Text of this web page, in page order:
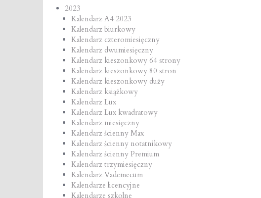
2023
Kalendarz A4 2023
Kalendarz biurkowy
Kalendarz czteromiesięczny
Kalendarz dwumiesięczny
Kalendarz kieszonkowy 64 strony
Kalendarz kieszonkowy 80 stron
Kalendarz kieszonkowy duży
Kalendarz książkowy
Kalendarz Lux
Kalendarz Lux kwadratowy
Kalendarz miesięczny
Kalendarz ścienny Max
Kalendarz ścienny notatnikowy
Kalendarz ścienny Premium
Kalendarz trzymiesięczny
Kalendarz Vademecum
Kalendarze licencyjne
Kalendarze szkolne